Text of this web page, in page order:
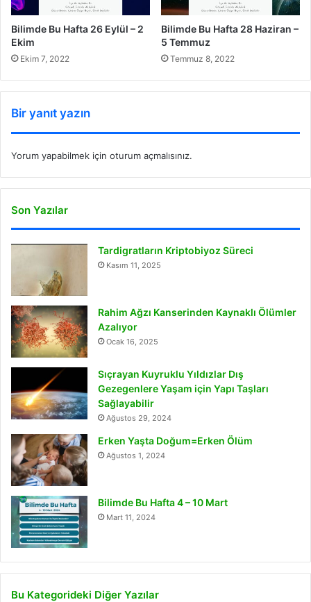
Bilimde Bu Hafta 26 Eylül – 2
Ekim
Ekim 7, 2022
Bilimde Bu Hafta 28 Haziran –
5 Temmuz
Temmuz 8, 2022
Bir yanıt yazın
Yorum yapabilmek için oturum açmalısınız.
Son Yazılar
Tardigratların Kriptobiyoz Süreci
Kasım 11, 2025
Rahim Ağzı Kanserinden Kaynaklı Ölümler
Azalıyor
Ocak 16, 2025
Sıçrayan Kuyruklu Yıldızlar Dış
Gezegenlere Yaşam için Yapı Taşları
Sağlayabilir
Ağustos 29, 2024
Erken Yaşta Doğum=Erken Ölüm
Ağustos 1, 2024
Bilimde Bu Hafta 4 – 10 Mart
Mart 11, 2024
Bu Kategorideki Diğer Yazılar